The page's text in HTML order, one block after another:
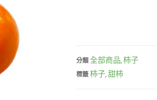
分類全部商品,柿子
標籤柿子,甜柿